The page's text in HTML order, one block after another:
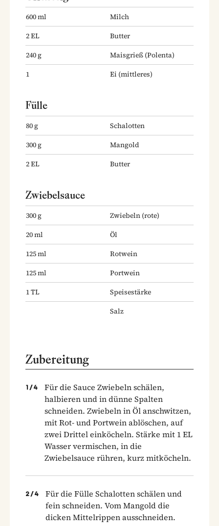
600ml
Milch
2EL
Butter
240g Maisgrieß (Polenta)
1
Ei (mittleres)
Fülle
80g
Schalotten
300g
Mangold
2EL Butter
Zwiebelsauce
300g Zwiebeln (rote)
20ml
Öl
125ml
Rotwein
125ml
Portwein
1TL
Speisestärke
Salz
Zubereitung
1 /4
Für die Sauce Zwiebeln schälen,
halbieren und in dünne Spalten
schneiden. Zwiebeln in Öl anschwitzen,
mit Rot- und Portwein ablöschen, auf
zwei Drittel einköcheln. Stärke mit 1 EL
Wasser vermischen, in die
Zwiebelsauce rühren, kurz mitköcheln.
2/4
Für die Fülle Schalotten schälen und
fein schneiden. Vom Mangold die
dicken Mittelrippen ausschneiden.